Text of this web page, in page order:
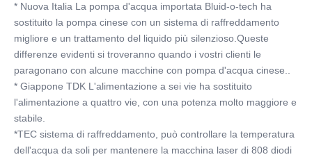
* Nuova Italia La pompa d'acqua importata Bluid-o-tech ha
sostituito la pompa cinese con un sistema di raffreddamento
migliore e un trattamento del liquido più silenzioso.Queste
differenze evidenti si troveranno quando i vostri clienti le
paragonano con alcune macchine con pompa d'acqua cinese..
* Giappone TDK L'alimentazione a sei vie ha sostituito
l'alimentazione a quattro vie, con una potenza molto maggiore e
stabile.
*TEC sistema di raffreddamento, può controllare la temperatura
dell'acqua da soli per mantenere la macchina laser di 808 diodi